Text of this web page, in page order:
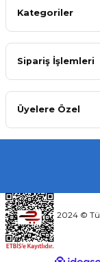
Kategoriler
Sipariş İşlemleri
Üyelere Özel
2024 ©